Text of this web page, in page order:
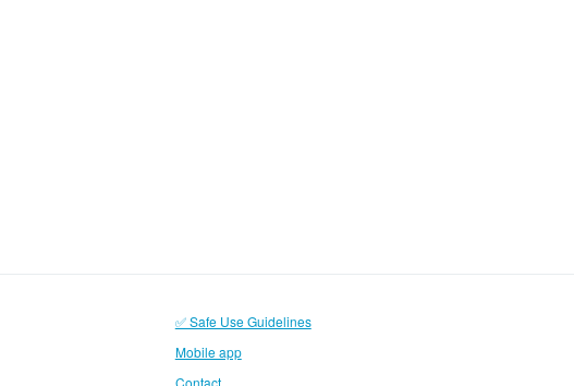
✅ Safe Use Guidelines
Mobile app
Contact